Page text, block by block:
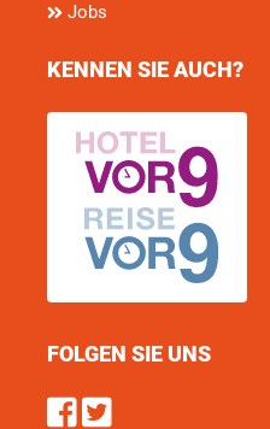
Jobs
KENNEN SIE AUCH?
FOLGEN SIE UNS
Find us on
Follow us